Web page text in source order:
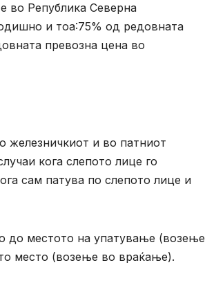
во Република Северна
и тоа:75% од редовната
превозна цена во
железничкиот и во патниот
кога слепото лице го
сам патува по слепото лице и
до местото на упатување (возење
место (возење во враќање).